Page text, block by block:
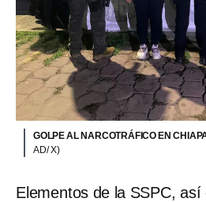
GOLPE AL NARCOTRÁFICO EN
AD/ X)
Elementos de la SSPC,